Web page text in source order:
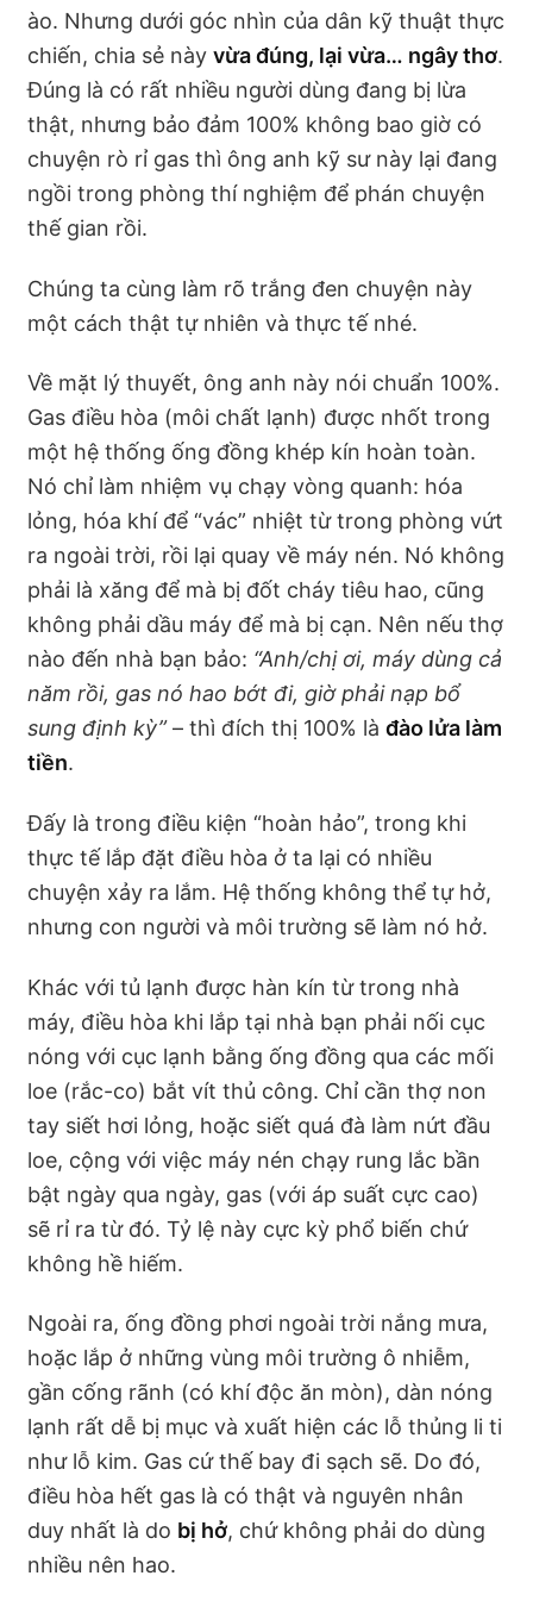
ào. Nhưng dưới góc nhìn của dân kỹ thuật thực
chiến, chia sẻ này vừa đúng, lại vừa… ngây thơ.
Đúng là có rất nhiều người dùng đang bị lừa
thật, nhưng bảo đảm 100% không bao giờ có
chuyện rò rỉ gas thì ông anh kỹ sư này lại đang
ngồi trong phòng thí nghiệm để phán chuyện
thế gian rồi.
Chúng ta cùng làm rõ trắng đen chuyện này
một cách thật tự nhiên và thực tế nhé.
Về mặt lý thuyết, ông anh này nói chuẩn 100%.
Gas điều hòa (môi chất lạnh) được nhốt trong
một hệ thống ống đồng khép kín hoàn toàn.
Nó chỉ làm nhiệm vụ chạy vòng quanh: hóa
lỏng, hóa khí để “vác” nhiệt từ trong phòng vứt
ra ngoài trời, rồi lại quay về máy nén. Nó không
phải là xăng để mà bị đốt cháy tiêu hao, cũng
không phải dầu máy để mà bị cạn. Nên nếu thợ
nào đến nhà bạn bảo: “Anh/chị ơi, máy dùng cả
năm rồi, gas nó hao bớt đi, giờ phải nạp bổ
sung định kỳ”– thì đích thị 100% là đào lửa làm
tiền.
Đấy là trong điều kiện “hoàn hảo”, trong khi
thực tế lắp đặt điều hòa ở ta lại có nhiều
chuyện xảy ra lắm. Hệ thống không thể tự hở,
nhưng con người và môi trường sẽ làm nó hở.
Khác với tủ lạnh được hàn kín từ trong nhà
máy, điều hòa khi lắp tại nhà bạn phải nối cục
nóng với cục lạnh bằng ống đồng qua các mối
loe (rắc-co) bắt vít thủ công. Chỉ cần thợ non
tay siết hơi lỏng, hoặc siết quá đà làm nứt đầu
loe, cộng với việc máy nén chạy rung lắc bần
bật ngày qua ngày, gas (với áp suất cực cao)
sẽ rỉ ra từ đó. Tỷ lệ này cực kỳ phổ biến chứ
không hề hiếm.
Ngoài ra, ống đồng phơi ngoài trời nắng mưa,
hoặc lắp ở những vùng môi trường ô nhiễm,
gần cống rãnh (có khí độc ăn mòn), dàn nóng
lạnh rất dễ bị mục và xuất hiện các lỗ thủng li ti
như lỗ kim. Gas cứ thế bay đi sạch sẽ. Do đó,
điều hòa hết gas là có thật và nguyên nhân
duy nhất là do bị hở, chứ không phải do dùng
nhiều nên hao.